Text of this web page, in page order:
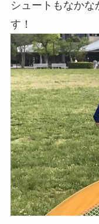
シュートもなか
す！